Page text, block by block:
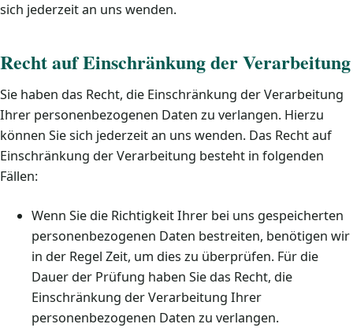
sich jederzeit an uns wenden.
Recht auf Einschränkung der Verarbeitung
Sie haben das Recht, die Einschränkung der Verarbeitung
Ihrer personenbezogenen Daten zu verlangen. Hierzu
können Sie sich jederzeit an uns wenden. Das Recht auf
Einschränkung der Verarbeitung besteht in folgenden
Fällen:
Wenn Sie die Richtigkeit Ihrer bei uns gespeicherten
personenbezogenen Daten bestreiten, benötigen wir
in der Regel Zeit, um dies zu überprüfen. Für die
Dauer der Prüfung haben Sie das Recht, die
Einschränkung der Verarbeitung Ihrer
personenbezogenen Daten zu verlangen.